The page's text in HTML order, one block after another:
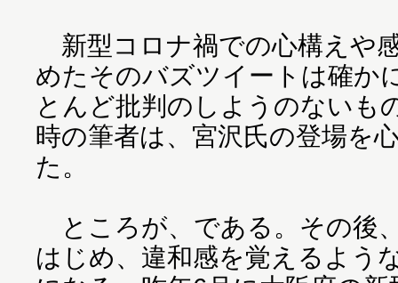
新型コロナ禍での心構えや
めたそのバズツイートは確か
とんど批判のしようのないも
時の筆者は、宮沢氏の登場を
た。
ところが、である。その後
はじめ、違和感を覚えるよう